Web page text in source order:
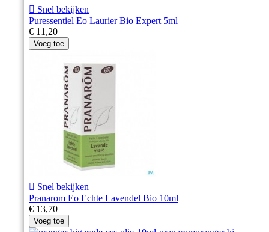
 Snel bekijken
Puressentiel Eo Laurier Bio Expert 5ml
€ 11,20
Voeg toe
 Snel bekijken
Pranarom Eo Echte Lavendel Bio 10ml
€ 13,70
Voeg toe